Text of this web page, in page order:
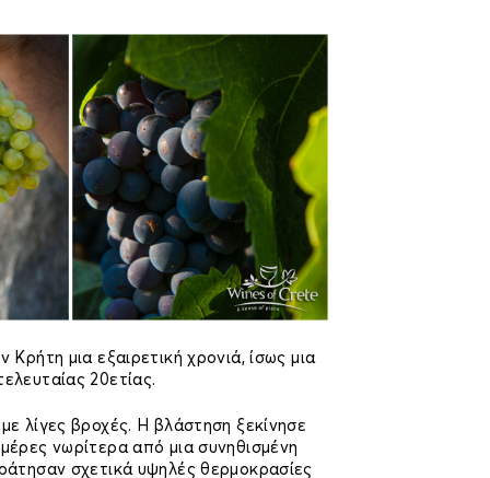
Κρήτη μια εξαιρετική χρονιά, ίσως μια
20ετίας.
λίγες βροχές. Η βλάστηση ξεκίνησε
νωρίτερα από μια συνηθισμένη
σχετικά υψηλές θερμοκρασίες